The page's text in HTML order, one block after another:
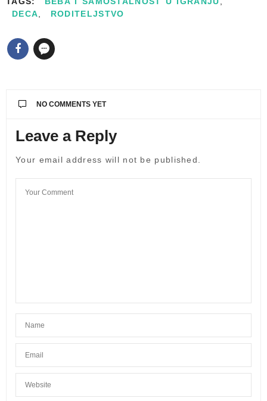
DECA
RODITELJSTVO
NO COMMENTS YET
Leave a Reply
Your email address will not be published.